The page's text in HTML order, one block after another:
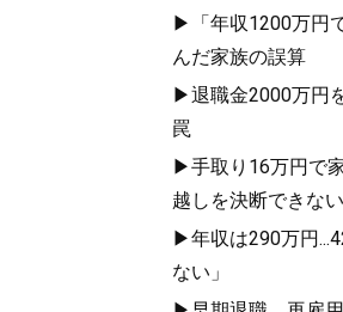
▶「年収1200万円
んだ家族の誤算
▶退職金2000万円
罠
▶手取り16万円で
越しを決断できな
▶年収は290万円
ない」